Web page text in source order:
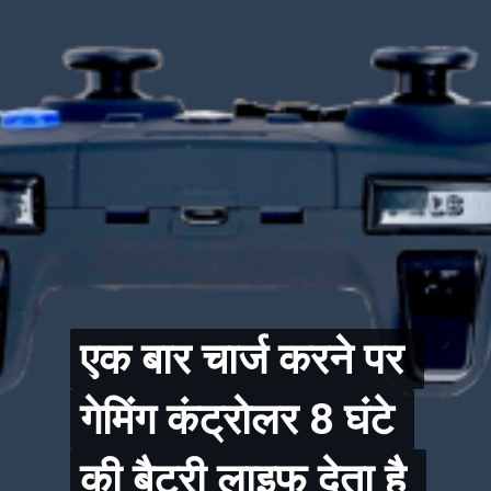
एक बार चार्ज करने पर
गेमिंग कंट्रोलर 8 घंटे
की बैटरी लाइफ देता है
एक बार चार्ज करने पर
गेमिंग कंट्रोलर 8 घंटे
की बैटरी लाइफ देता है